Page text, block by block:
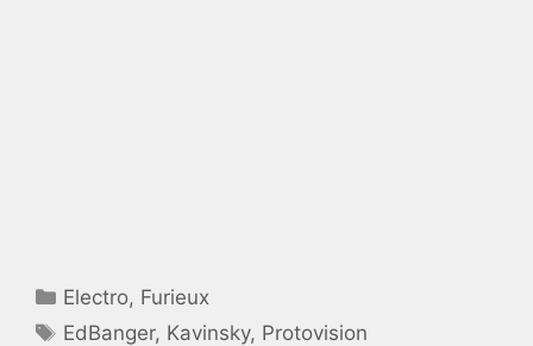
Catégories
Electro, Furieux
Étiquettes
EdBanger, Kavinsky, Protovision